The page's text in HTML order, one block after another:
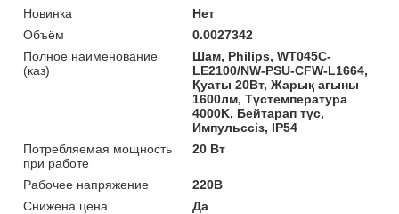
Новинка
Нет
Объём
0.0027342
Полное наименование
(каз)
Шам, Philips, WT045C-
LE2100/NW-PSU-CFW-L1664,
Қуаты 20Вт, Жарық ағыны
1600лм, Түстемпература
4000K, Бейтарап түс,
Импульссіз, IP54
Потребляемая мощность
при работе
20 Вт
Рабочее напряжение
220В
Снижена цена
Да